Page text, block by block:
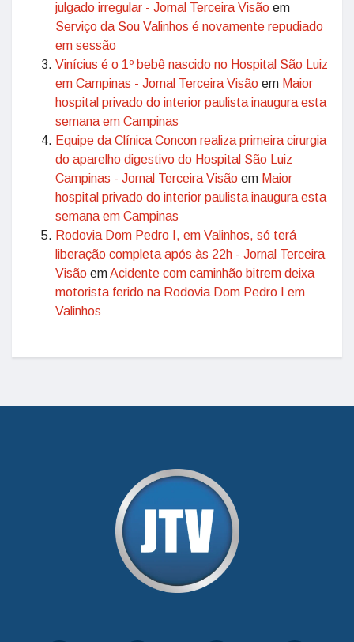
julgado irregular - Jornal Terceira Visão em
Serviço da Sou Valinhos é novamente repudiado
em sessão
Vinícius é o 1º bebê nascido no Hospital São Luiz
em Campinas - Jornal Terceira Visão em Maior
hospital privado do interior paulista inaugura esta
semana em Campinas
Equipe da Clínica Concon realiza primeira cirurgia
do aparelho digestivo do Hospital São Luiz
Campinas - Jornal Terceira Visão em Maior
hospital privado do interior paulista inaugura esta
semana em Campinas
Rodovia Dom Pedro I, em Valinhos, só terá
liberação completa após às 22h - Jornal Terceira
Visão emAcidente com caminhão bitrem deixa
motorista ferido na Rodovia Dom Pedro I em
Valinhos